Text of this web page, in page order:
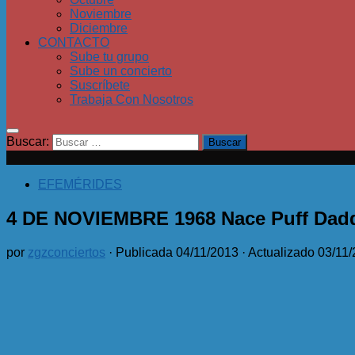
Noviembre
Diciembre
CONTACTO
Sube tu grupo
Sube un concierto
Suscríbete
Trabaja Con Nosotros
Buscar:
EFEMÉRIDES
4 DE NOVIEMBRE 1968 Nace Puff
por zgzconciertos · Publicada 04/11/2013 · Actualizado 03/